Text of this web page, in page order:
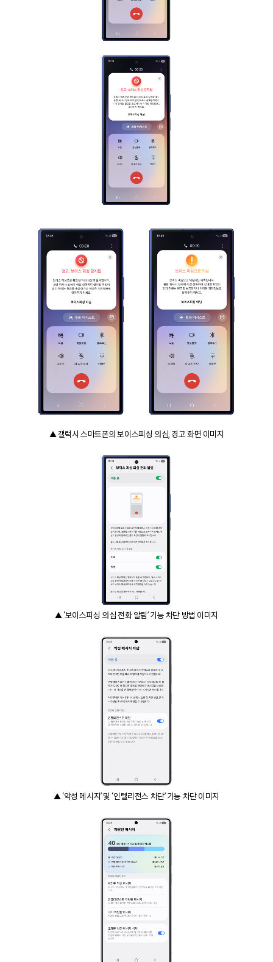
▲ 갤럭시 스마트폰의 보이스피싱 의심, 경고 화면 이미지
▲ ‘보이스피싱 의심 전화 알림’ 기능 차단 방법 이미지
▲ ‘악성 메시지’ 및 ‘인텔리전스 차단’ 기능 차단 이미지